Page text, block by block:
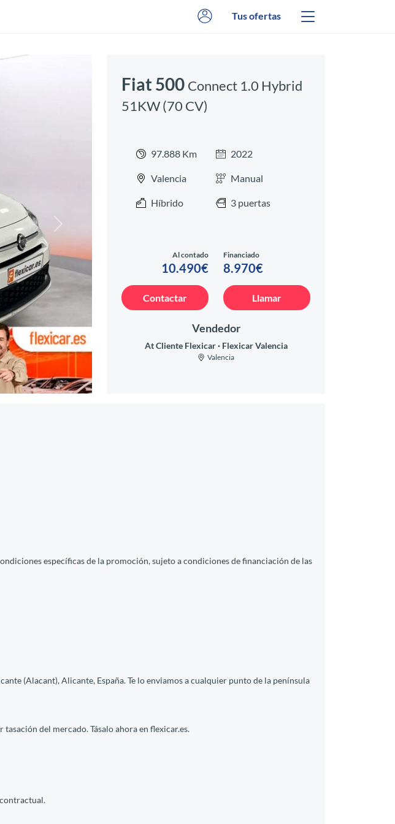
Tus ofertas
Siguiente
Fiat 500 Connect 1.0 Hybrid
51KW (70 CV)
97.888 Km 2022
Valencia Manual
Híbrido 3 puertas
Al contado
10.490€
Financiado
8.970€
Contactar Llamar
Vendedor
At Cliente Flexicar Flexicar Valencia
Valencia
específicas de la promoción, sujeto a condiciones de financiación de las
(Alacant), Alicante, España. Te lo enviamos a cualquier punto de la península
del mercado. Tásalo ahora en flexicar.es.